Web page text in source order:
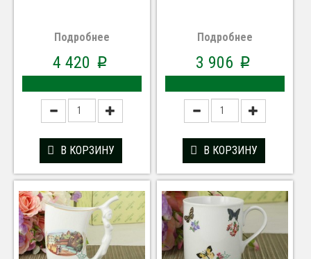
Подробнее
4 420 p
В КОРЗИНУ
Подробнее
3 906 p
В КОРЗИНУ